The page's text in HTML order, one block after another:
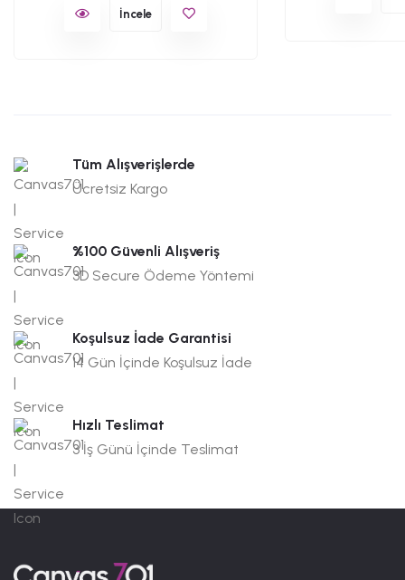
İncele
Tüm Alışverişlerde
Ücretsiz Kargo
%100 Güvenli Alışveriş
3D Secure Ödeme Yöntemi
Koşulsuz İade Garantisi
14 Gün İçinde Koşulsuz İade
Hızlı Teslimat
3 İş Günü İçinde Teslimat